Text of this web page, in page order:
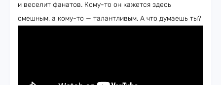
и веселит фанатов. Кому-то он кажется здесь
смешным, а кому-то — талантливым. А что думаешь ты?